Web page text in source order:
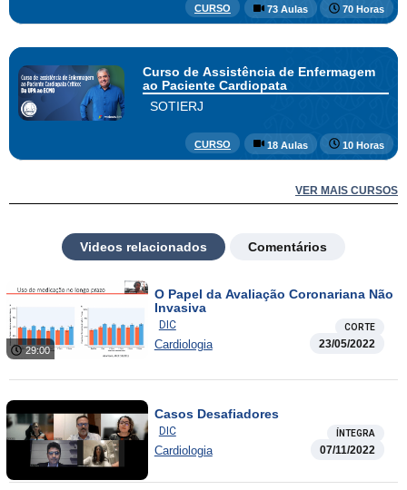
CURSO 73 Aulas 70 Horas
Curso de Assistência de Enfermagem
ao Paciente Cardiopata
SOTIERJ
CURSO 18 Aulas 10 Horas
VER MAIS CURSOS
Videos relacionados Comentários
29:00
O Papel da Avaliação Coronariana Não
Invasiva
DIC CORTE
Cardiologia 23/05/2022
Casos Desafiadores
DIC ÍNTEGRA
Cardiologia 07/11/2022